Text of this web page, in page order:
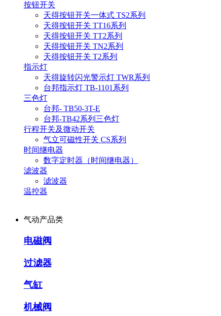
按钮开关
天得按钮开关一体式 TS2系列
天得按钮开关 TT16系列
天得按钮开关 TT2系列
天得按钮开关 TN2系列
天得按钮开关 T2系列
指示灯
天得旋转闪光警示灯 TWR系列
台邦指示灯 TB-1101系列
三色灯
台邦- TB50-3T-E
台邦-TB42系列三色灯
行程开关及微动开关
气立可磁性开关 CS系列
时间继电器
数字定时器（时间继电器）
滤波器
滤波器
温控器
气动产品类
电磁阀
过滤器
气缸
机械阀